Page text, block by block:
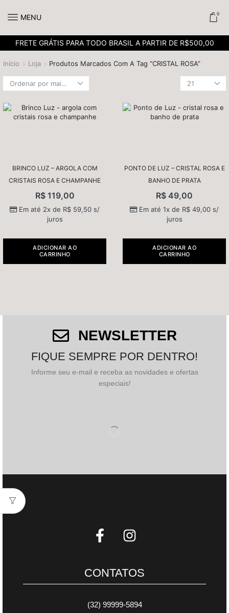
MENU 0
FRETE GRÁTIS PARA TODO BRASIL A PARTIR DE R$500,00
Início Loja Produtos Marcados Com A Tag “CRISTAL ROSA”
BRINCO LUZ – ARGOLA COM
CRISTAIS ROSA E CHAMPANHE
R$119,00
Em até 2x de R$ 59,50 s/
juros
ADICIONAR AO
CARRINHO
PONTO DE LUZ – CRISTAL ROSA E
BANHO DE PRATA
R$ 49,00
Em até 1x de R$ 49,00 s/
juros
ADICIONAR AO
CARRINHO
NEWSLETTER
FIQUE SEMPRE POR DENTRO!
Informe seu e-mail e receba as novidades e ofertas
especiais!
CONTATOS
(32) 99999-5894